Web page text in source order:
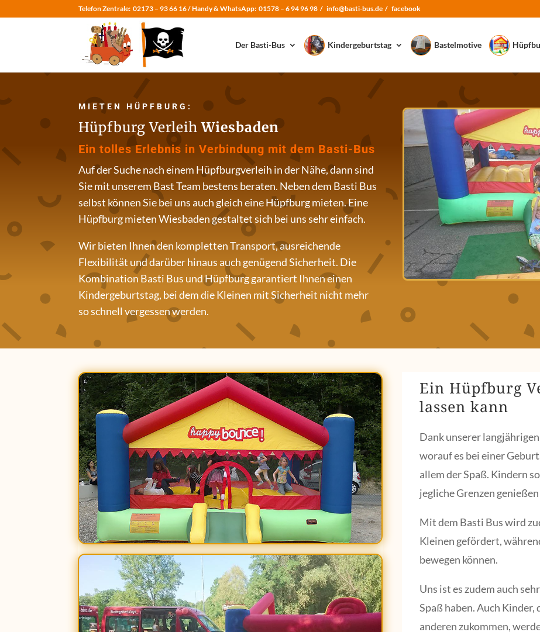
Telefon Zentrale: 02173 – 93 66 16 /Handy & WhatsApp: 01578 – 6 94 96 98 / info@basti-bus.de / facebook
Der Basti-Bus Kindergeburtstag Bastelmotive
MIETEN HÜPFBURG:
Hüpfburg VerleihWiesbaden
Ein tolles Erlebnis in Verbindung mit dem Basti-Bus
Auf der Suche nach einem Hüpfburgverleih in der Nähe, dann sind
Sie mit unserem Bast Team bestens beraten. Neben dem Basti Bus
selbst können Sie bei uns auch gleich eine Hüpfburg mieten. Eine
Hüpfburg mieten Wiesbaden gestaltet sich bei uns sehr einfach.
Wir bieten Ihnen den kompletten Transport, ausreichende
Flexibilität und darüber hinaus auch genügend Sicherheit. Die
Kombination Basti Bus und Hüpfburg garantiert Ihnen einen
Kindergeburtstag, bei dem die Kleinen mit Sicherheit nicht mehr
so ​​schnell vergessen werden.
Ein Hüpfburg
lassen kann
Dank unserer
worauf es bei einer
allem der Spaß. Kindern
jegliche Grenzen
Mit dem Basti Bus wird
Kleinen gefördert,
bewegen können.
Uns ist es zudem auch
Spaß haben. Auch
anderen zukommen,